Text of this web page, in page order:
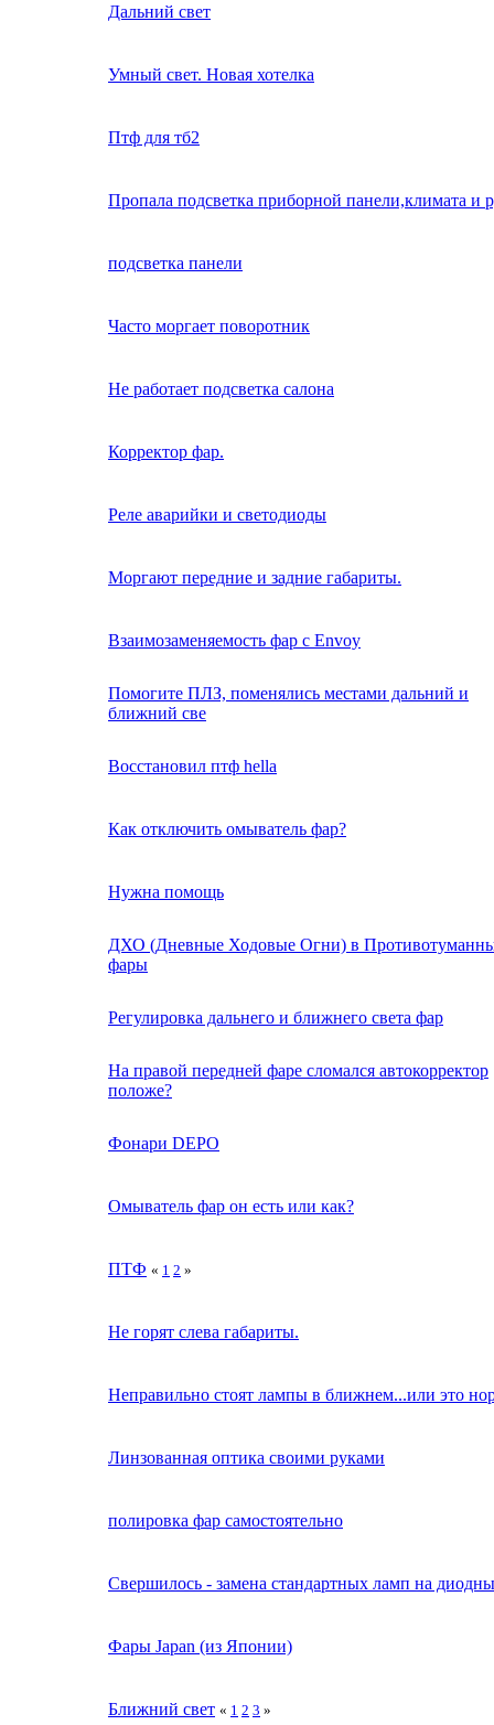
Дальний свет
Умный свет. Новая хотелка
Птф для тб2
Пропала подсветка приборной панели,климата и
подсветка панели
Часто моргает поворотник
Не работает подсветка салона
Корректор фар.
Реле аварийки и светодиоды
Моргают передние и задние габариты.
Взаимозаменяемость фар с Envoy
Помогите ПЛЗ, поменялись местами дальний и
ближний све
Восстановил птф hella
Как отключить омыватель фар?
Нужна помощь
ДХО (Дневные Ходовые Огни) в
фары
Регулировка дальнего и ближнего света фар
Hа правой передней фаре сломался автокорректор
положе?
Фонари DEPO
Омыватель фар он есть или как?
ПТФ « 1 2 »
Не горят слева габариты.
Неправильно стоят лампы в ближнем...или это
Линзованная оптика своими руками
полировка фар самостоятельно
Свершилось - замена стандартных ламп на
Фары Japan (из Японии)
Ближний свет « 1 2 3 »